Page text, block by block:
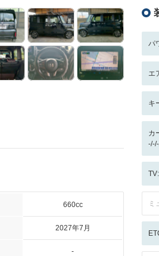
660cc
2027年7月
-
パ
エ
キ
カ
ミ